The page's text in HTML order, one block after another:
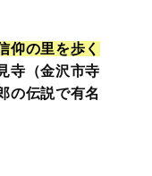
仰の里を歩 く
寺（金沢市寺
の伝説で有名